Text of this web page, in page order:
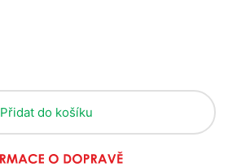
Přidat do košíku